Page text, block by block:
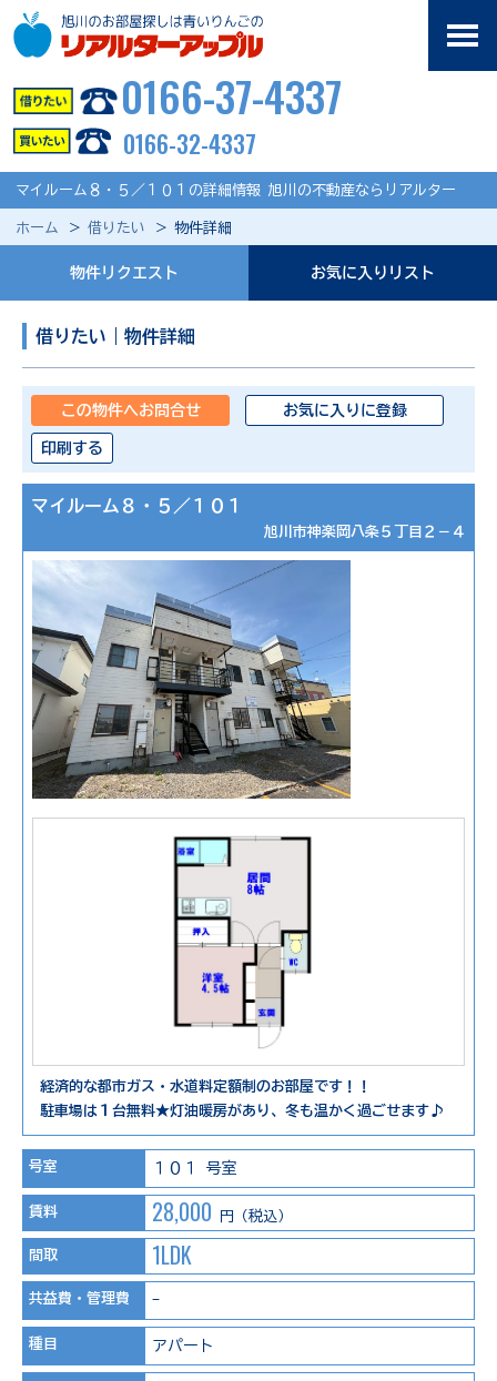
0166-37-4337
0166-32-4337
マイルーム８・５／１０１の詳細情報 旭川の不動産ならリアルター
ホーム 借りたい 物件詳細
物件リクエスト お気に入りリスト
借りたい｜物件詳細
この物件へお問合せ お気に入りに登録
印刷する
マイルーム８・５／１０１
旭川市神楽岡八条５丁目２－４
経済的な都市ガス・水道料定額制のお部屋です！！
駐車場は１台無料★灯油暖房があり、冬も温かく過ごせます♪
号室 １０１ 号室
賃料 28,000 円（税込）
間取 1LDK
共益費・管理費 -
種目 アパート